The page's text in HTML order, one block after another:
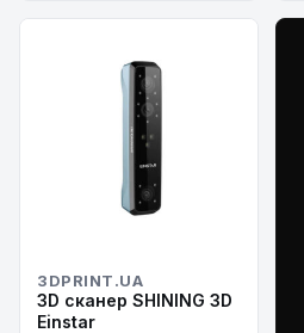
3DPRINT.UA
3D сканер SHINING 3D
Einstar